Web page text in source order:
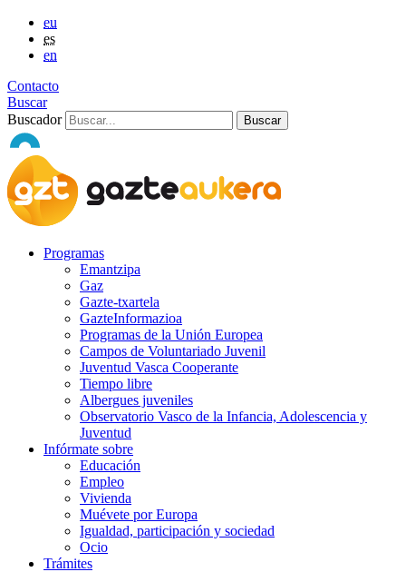
eu
es
en
Contacto
Buscar
Buscador
Programas
Emantzipa
Gaz
Gazte-txartela
GazteInformazioa
Programas de la Unión Europea
Campos de Voluntariado Juvenil
Juventud Vasca Cooperante
Tiempo libre
Albergues juveniles
Observatorio Vasco de la Infancia, Adolescencia y
Juventud
Infórmate sobre
Educación
Empleo
Vivienda
Muévete por Europa
Igualdad, participación y sociedad
Ocio
Trámites